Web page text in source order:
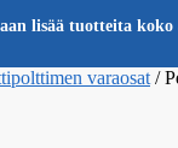
lisää tuotteita
varaosat /